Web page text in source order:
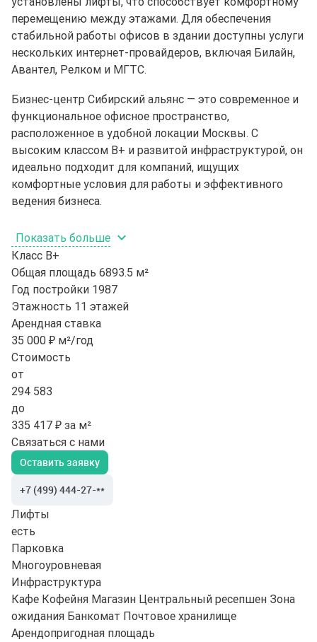
перемещению между этажами. Для обеспечения
стабильной работы офисов в здании доступны услуги
нескольких интернет-провайдеров, включая Билайн,
Авантел, Релком и МГТС.
Бизнес-центр Сибирский альянс — это современное и
функциональное офисное пространство,
расположенное в удобной локации Москвы. С
высоким классом B+ и развитой инфраструктурой, он
идеально подходит для компаний, ищущих
комфортные условия для работы и эффективного
ведения бизнеса.
Показать больше
Класс B+
Общая площадь 6893.5 м²
Год постройки 1987
Этажность 11 этажей
Арендная ставка
35 000 ₽ м²/год
Стоимость
от
294 583
до
335 417 ₽ за м²
Связаться с нами
Оставить заявку
+7 (499) 444-27-**
Лифты
есть
Парковка
Многоуровневая
Инфраструктура
Кафе Кофейня Магазин Центральный ресепшен Зона
ожидания Банкомат Почтовое хранилище
Арендопригодная площадь